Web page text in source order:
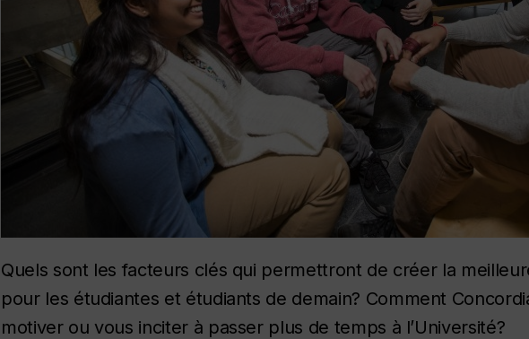
Quels sont les facteurs clés qui permettront de créer la
pour les étudiantes et étudiants de demain? Comment
motiver ou vous inciter à passer plus de temps à l’Université?